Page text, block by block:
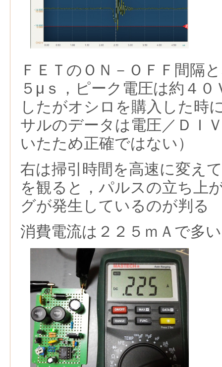
ＦＥＴのＯＮ－ＯＦＦ間隔
５μｓ，ピーク電圧は約４
したがオシロを購入した時
サルのデータは電圧／ＤＩ
いたため正確ではない）
右は掃引時間 を高速に変え
を観ると，パルスの立ち上
グが発生しているのが判る
消費電流は２２５ｍＡで多